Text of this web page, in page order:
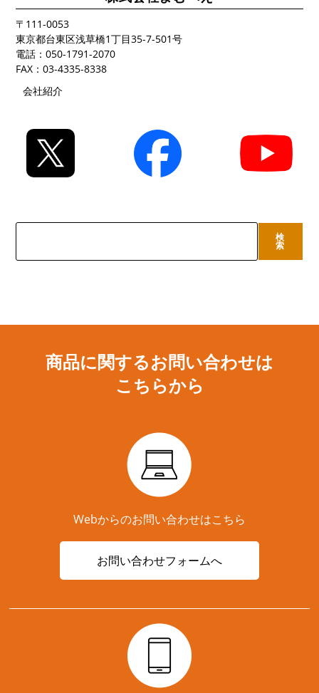
〒111-0053
東京都台東区浅草橋1丁目35-7-501号
電話：050-1791-2070
FAX：03-4335-8338
会社紹介
検
索
商品に関するお問い合わせは
こちらから
Webからのお問い合わせはこちら
お問い合わせフォームへ